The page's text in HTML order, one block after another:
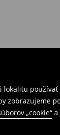
„cookie“ a